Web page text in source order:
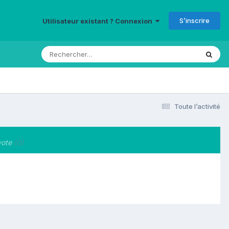
Utilisateur existant ? Connexion S’inscrire
Toute l’activité
(0)